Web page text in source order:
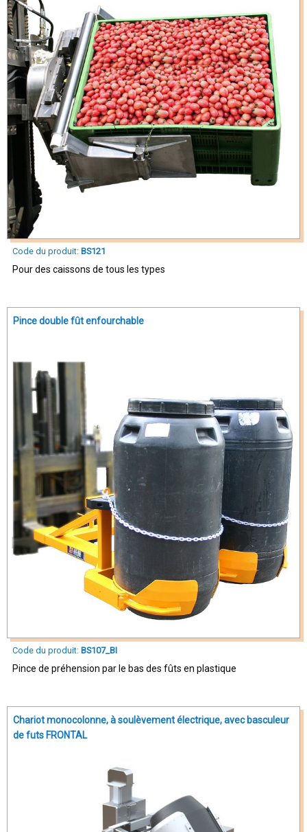
Code du produit: BS121
Pour des caissons de tous les types
Pince double fût enfourchable
Code du produit: BS107_BI
Pince de préhension par le bas des fûts en plastique
Chariot monocolonne, à soulèvement électrique, avec basculeur
de futs FRONTAL